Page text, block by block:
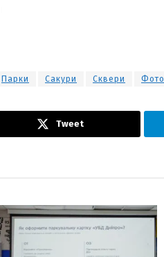
Парки Сакури Сквери Фото
Tweet